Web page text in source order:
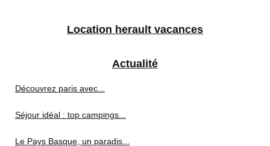
Location herault vacances
Actualité
Découvrez paris avec...
Séjour idéal : top campings...
Le Pays Basque, un paradis...